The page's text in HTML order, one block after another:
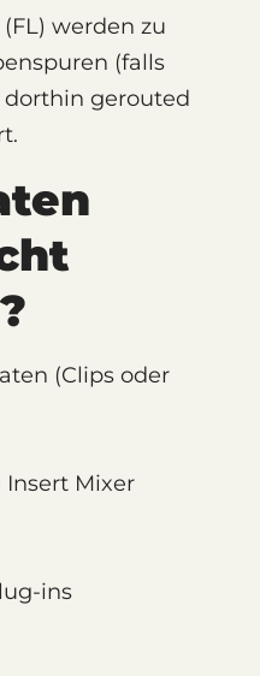
werden zu
(falls
gerouted
(Clips oder
Insert Mixer
ins